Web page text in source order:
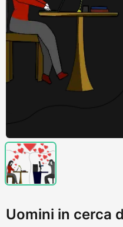
Uomini in cerca